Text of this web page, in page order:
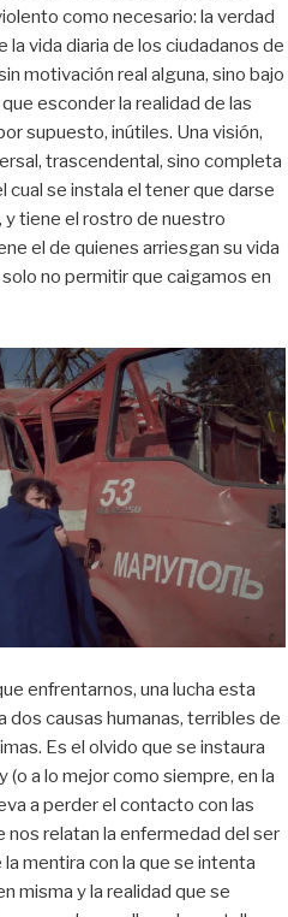
como necesario: la verdad
la vida diaria de los ciudadanos de
motivación real alguna, sino bajo
esconder la realidad de las
supuesto, inútiles. Una visión,
trascendental, sino completa
cual se instala el tener que darse
y tiene el rostro de nuestro
el de quienes arriesgan su vida
no permitir que caigamos en
enfrentarnos, una lucha esta
causas humanas, terribles de
Es el olvido que se instaura
a lo mejor como siempre, en la
a perder el contacto con las
nos relatan la enfermedad del ser
mentira con la que se intenta
misma y la realidad que se